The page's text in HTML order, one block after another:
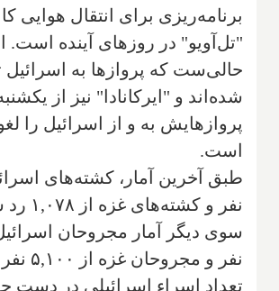
برنامه‌ریزی برای انتقال هوایی
"تل‌آویو" در روزهای آینده است.
حالی‌ست که پروازها به اسرائیل
شده‌اند و "ایرکانادا" نیز از
پروازهایش به و از اسرائیل را
است.
نفر و
نفر و
تعداد اسراء اسرائیلی در دست